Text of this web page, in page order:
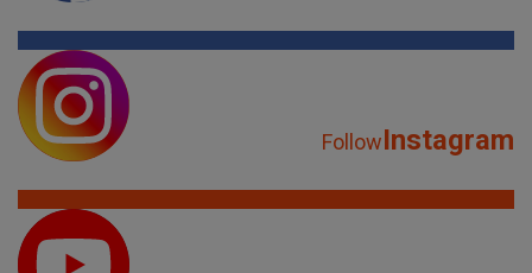
FollowInstagram